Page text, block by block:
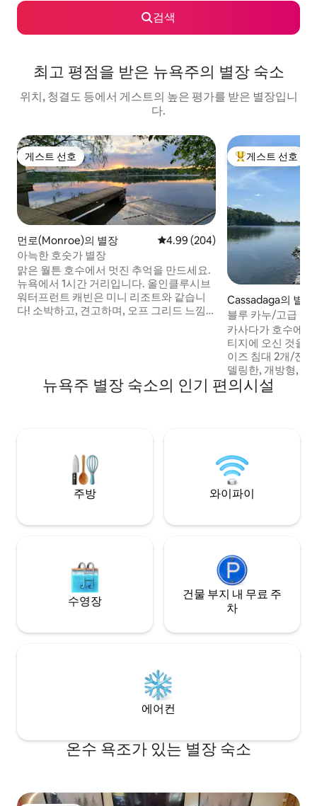
검색
최고 평점을 받은 뉴욕주의 별장 숙소
위치, 청결도 등에서 게스트의 높은 평가를 받은 별장입니
다.
게스트 선호
게스트 선호
먼로(Monroe)의 별장 평점 4.99점(5점 만점), 후기 204
4.99 (204)
아늑한 호숫가 별장
맑은 월튼 호수에서 멋진 추억을 만드세요.
뉴욕에서 1시간 거리입니다. 올인클루시브
워터프런트 캐빈은 미니 리조트와 같습니
다! 소박하고, 견고하며, 오프 그리드 느낌
건너가 타코🌮와 음료🍸를 즐겨 보세요. 내
상위 게스트 선호
게스트 선호
Cassadaga의 별장
블루 카누/고급 호
카사다가 호수에
티지에 오신 것을 환영합니
이즈 침대 2개/전
델링한, 개방형, 밝
의 전용 해변, 문이
려 깊은 디테일을
예약하신 경우, 자
(4BR/3BA, 호수변
뉴욕주 별장 숙소의 인기 편의시설
주방 와이파이
수영장
건물 부지 내 무료 주
차
에어컨
온수 욕조가 있는 별장 숙소